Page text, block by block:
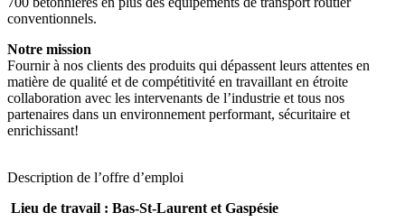
conventionnels.
Notre mission
Fournir à nos clients des produits qui dépassent leurs attentes en
matière de qualité et de compétitivité en travaillant en étroite
collaboration avec les intervenants de l’industrie et tous nos
partenaires dans un environnement performant, sécuritaire et
enrichissant!
Description de l’offre d’emploi
Lieu de travail : Bas-St-Laurent et Gaspésie